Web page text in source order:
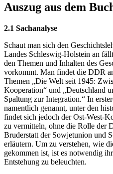
Auszug aus dem
2.1 Sachanalyse
Schaut man sich den
Landes Schleswig-Holstein an
den Themen und Inhalten des
vorkommt. Man findet die DDR
Themen „Die Welt seit 1945:
Kooperation“ und „Deutschland
Spaltung zur Integration.“ In
namentlich genannt, unter den
findet sich jedoch der Ost-West-
zu vermitteln, ohne die Rolle der
Bruderstatt der Sowjetunion und
erläutern. Um zu verstehen, wie
gekommen ist, ist es notwendig
Entstehung zu beleuchten.